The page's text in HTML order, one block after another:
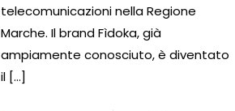
telecomunicazioni nella Regione
Marche. Il brand Fìdoka, già
ampiamente conosciuto, è diventato
il[…]